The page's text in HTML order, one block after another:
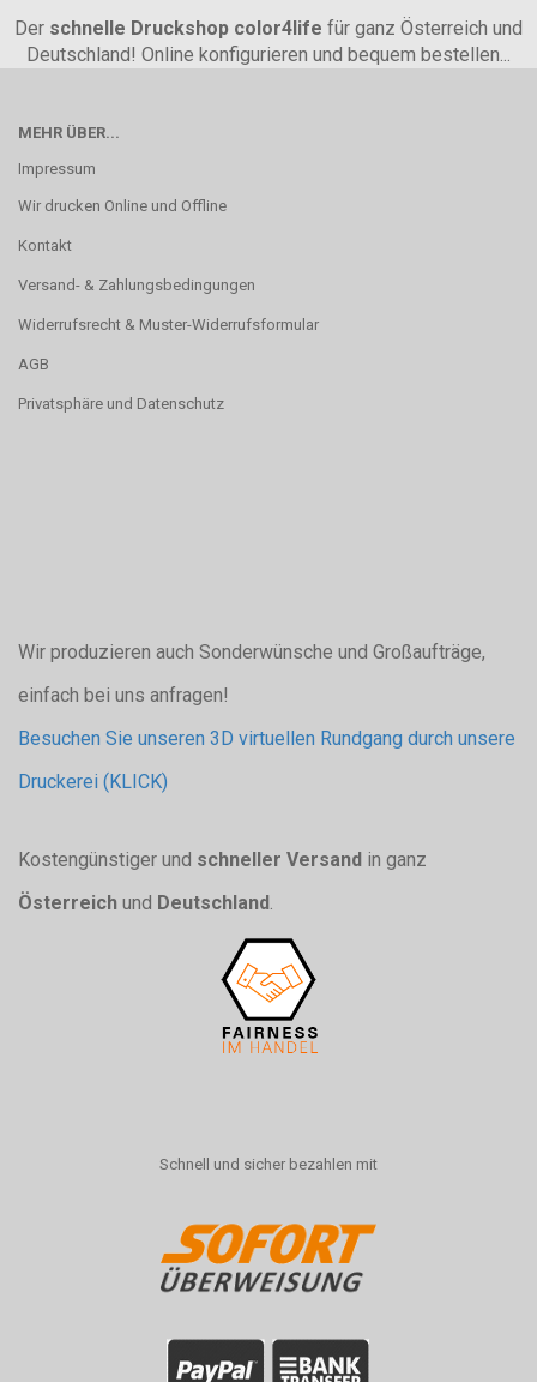
Der schnelle Druckshop color4life für ganz Österreich und
Deutschland! Online konfigurieren und bequem bestellen...
MEHR ÜBER...
Impressum
Wir drucken Online und Offline
Kontakt
Versand- & Zahlungsbedingungen
Widerrufsrecht & Muster-Widerrufsformular
AGB
Privatsphäre und Datenschutz
Wir produzieren auch Sonderwünsche und Großaufträge,
einfach bei uns anfragen!
Besuchen Sie unseren 3D virtuellen Rundgang durch unsere
Druckerei (KLICK)
Kostengünstiger und schneller Versand in ganz
Österreich und Deutschland.
Schnell und sicher bezahlen mit